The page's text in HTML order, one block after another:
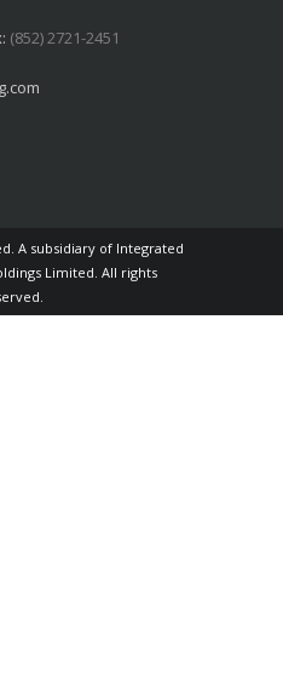
(852) 2721-2451
A subsidiary of Integrated
Limited. All rights